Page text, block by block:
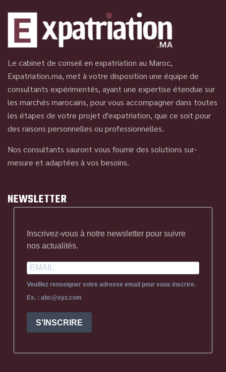
Le cabinet de conseil en expatriation au Maroc,
Expatriation.ma, met à votre disposition une équipe de
consultants expérimentés, ayant une expertise étendue sur
les marchés marocains, pour vous accompagner dans toutes
les étapes de votre projet d'expatriation, que ce soit pour
des raisons personnelles ou professionnelles.
Nos consultants sauront vous fournir des solutions sur-
mesure et adaptées à vos besoins.
NEWSLETTER
Inscrivez-vous à notre newsletter pour suivre
nos actualités.
Veuillez renseigner votre adresse email pour vous inscrire.
Ex. : abc@xyz.com
S'INSCRIRE